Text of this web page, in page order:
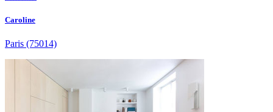
Caroline
Paris (75014)